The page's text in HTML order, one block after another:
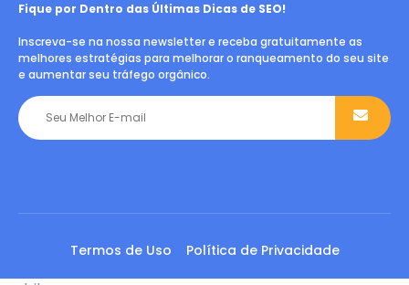
Fique por Dentro das Últimas Dicas de SEO!
Inscreva-se na nossa newsletter e receba gratuitamente as
melhores estratégias para melhorar o ranqueamento do seu site
e aumentar seu tráfego orgânico.
Termos de Uso Política de Privacidade